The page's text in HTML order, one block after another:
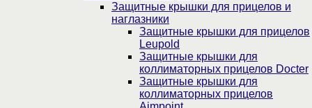
Защитные крышки для прицелов и
наглазники
Защитные крышки для прицелов
Leupold
Защитные крышки для
коллиматорных прицелов Docter
Защитные крышки для
коллиматорных прицелов